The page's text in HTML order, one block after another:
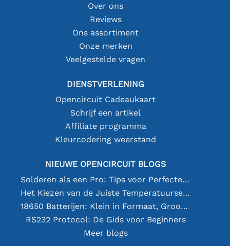
Over ons
Reviews
Ons assortiment
Onze merken
Veelgestelde vragen
DIENSTVERLENING
Opencircuit Cadeaukaart
Schrijf een artikel
Affiliate programma
Kleurcodering weerstand
NIEUWE OPENCIRCUIT BLOGS
Solderen als een Pro: Tips voor Perfecte Elektronische Verbindingen
Het Kiezen van de Juiste Temperatuursensor [youtube]
18650 Batterijen: Klein in Formaat, Groot in Prestatie
RS232 Protocol: De Gids voor Beginners
Meer blogs